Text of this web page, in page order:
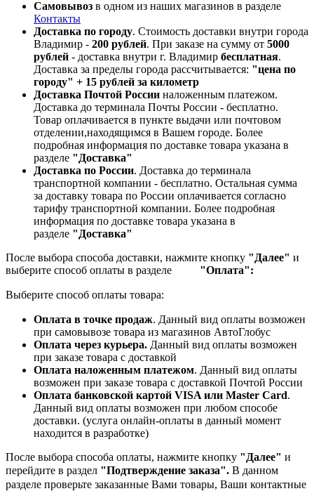
Самовывоз в одном из наших магазинов в разделе
Контакты
Доставка по городу. Стоимость доставки внутри города
Владимир - 200 рублей. При заказе на сумму от 5000
рублей - доставка внутри г. Владимир бесплатная.
Доставка за пределы города рассчитывается: "цена по
городу" + 15 рублей за километр
Доставка Почтой России наложенным платежом.
Доставка до терминала Почты России - бесплатно.
Товар оплачивается в пункте выдачи или почтовом
отделении,находящимся в Вашем городе. Более
подробная информация по доставке товара указана в
разделе "Доставка"
Доставка по России. Доставка до терминала
транспортной компании - бесплатно. Остальная сумма
за доставку товара по России оплачивается согласно
тарифу транспортной компании. Более подробная
информация по доставке товара указана в
разделе "Доставка"
После выбора способа доставки, нажмите кнопку "Далее" и
выберите способ оплаты в разделе "Оплата":
Выберите способ оплаты товара:
Оплата в точке продаж. Данный вид оплаты возможен
при самовывозе товара из магазинов АвтоГлобус
Оплата через курьера. Данный вид оплаты возможен
при заказе товара с доставкой
Оплата наложенным платежом. Данный вид оплаты
возможен при заказе товара с доставкой Почтой России
Оплата банковской картой VISA или Master Card.
Данный вид оплаты возможен при любом способе
доставки. (услуга онлайн-оплаты в данный момент
находится в разработке)
После выбора способа оплаты, нажмите кнопку "Далее" и
перейдите в раздел "Подтверждение заказа". В данном
разделе проверьте заказанные Вами товары, Ваши контактные